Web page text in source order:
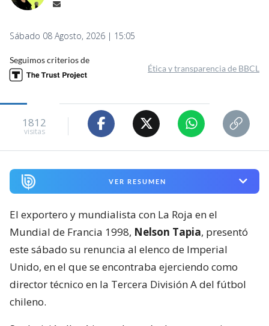
Sábado 08 Agosto, 2026 | 15:05
Seguimos criterios de
Ética y transparencia de BBCL
1812
visitas
VER RESUMEN
El exportero y mundialista con La Roja en el
Mundial de Francia 1998, Nelson Tapia, presentó
este sábado su renuncia al elenco de Imperial
Unido, en el que se encontraba ejerciendo como
director técnico en la Tercera División A del fútbol
chileno.